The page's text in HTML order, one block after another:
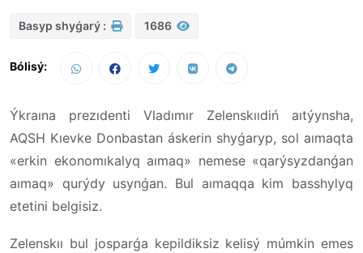
Basyp shyǵarý : 1686
Bólisý:
Ýkraına prezıdenti Vladımır Zelenskııdiń aıtýynsha,
AQSH Kıevke Donbastan áskerin shyǵaryp, sol aımaqta
«erkin ekonomıkalyq aımaq» nemese «qarýsyzdanǵan
aımaq» qurýdy usynǵan. Bul aımaqqa kim basshylyq
etetini belgisiz.
Zelenskıı bul josparǵa kepildiksiz kelisý múmkin emes